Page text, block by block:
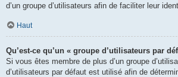
d’un groupe d’utilisateurs afin de faciliter leur
Haut
Qu’est-ce qu’un « groupe d’utilisateurs par
Si vous êtes membre de plus d’un groupe
d’utilisateurs par défaut est utilisé afin de